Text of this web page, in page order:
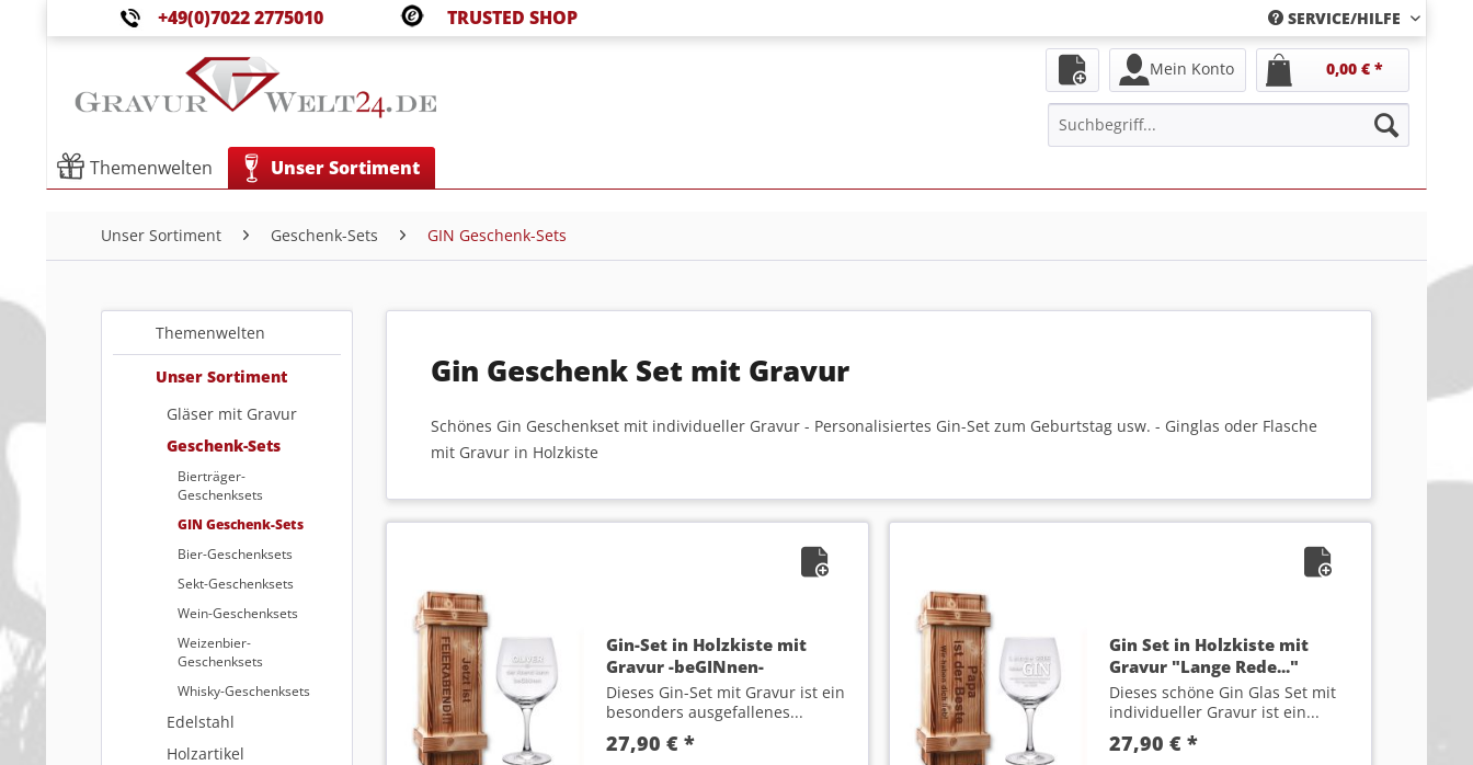
+49(0)7022 2775010 TRUSTED SHOP SERVICE/HILFE
Mein Konto 0,00 € *
Themenwelten Unser Sortiment
Unser Sortiment Geschenk-Sets GIN Geschenk-Sets
Themenwelten
Unser Sortiment
Gläser mit Gravur
Geschenk-Sets
Bierträger-
Geschenksets
GIN Geschenk-Sets
Bier-Geschenksets
Sekt-Geschenksets
Wein-Geschenksets
Weizenbier-
Geschenksets
Whisky-Geschenksets
Edelstahl
Holzartikel
Gin Geschenk Set mit Gravur
Schönes Gin Geschenkset mit individueller Gravur - Personalisiertes Gin-Set zum Geburtstag usw. - Ginglas oder Flasche
mit Gravur in Holzkiste
Gin-Set in Holzkiste mit
Gravur -beGINnen-
Dieses Gin-Set mit Gravur ist ein
besonders ausgefallenes...
27,90 € *
Gin Set in Holzkiste mit
Gravur "Lange Rede..."
Dieses schöne Gin Glas Set mit
individueller Gravur ist ein...
27,90 € *